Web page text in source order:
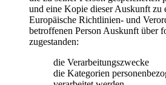
und eine Kopie dieser Auskunft zu
Europäische Richtlinien- und
betroffenen Person Auskunft über
zugestanden:
die Verarbeitungszwecke
die Kategorien